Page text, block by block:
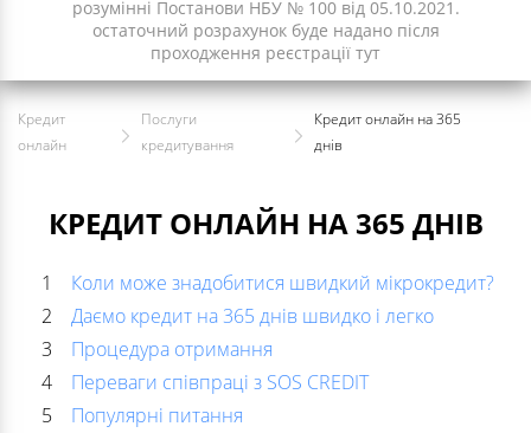
розумінні Постанови НБУ № 100 від 05.10.2021.
остаточний розрахунок буде надано після
проходження реєстрації тут
Кредит
онлайн
Послуги
кредитування
Кредит онлайн на 365
днів
КРЕДИТ ОНЛАЙН НА 365 ДНІВ
Коли може знадобитися швидкий мікрокредит?
Даємо кредит на 365 днів швидко і легко
Процедура отримання
Переваги співпраці з SOS CREDIT
Популярні питання